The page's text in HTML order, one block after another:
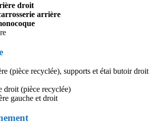
droit
arrière
(pièce recyclée), supports et étai butoir droit
droit (pièce recyclée)
gauche et droit